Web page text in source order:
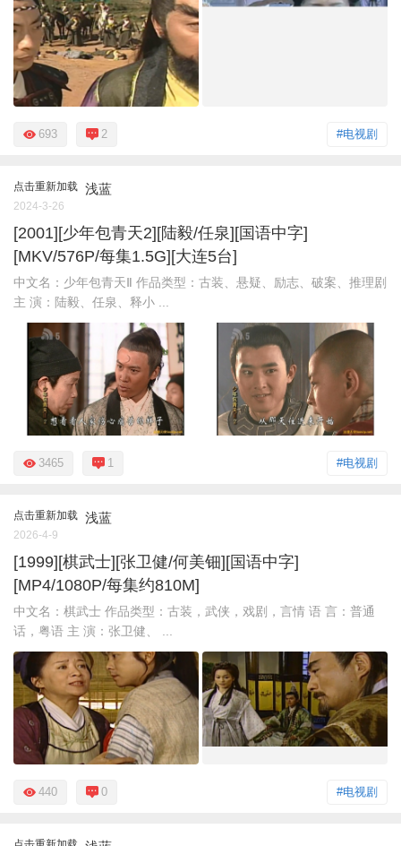
#电视剧
693 2
点击重新加载 浅蓝
2024-3-26
[2001][少年包青天2][陆毅/任泉][国语中字]
[MKV/576P/每集1.5G][大连5台]
中文名：少年包青天Ⅱ 作品类型：古装、悬疑、励志、破案、推理剧
主 演：陆毅、任泉、释小 ...
#电视剧
3465 1
点击重新加载 浅蓝
2026-4-9
[1999][棋武士][张卫健/何美钿][国语中字]
[MP4/1080P/每集约810M]
中文名：棋武士 作品类型：古装，武侠，戏剧，言情 语 言：普通
话，粤语 主 演：张卫健、 ...
#电视剧
440 0